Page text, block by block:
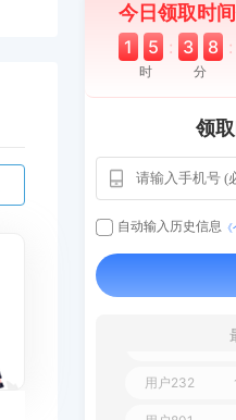
今日领取时
1 5 : 3 8 :
时 分
领
自动输入历史信息
用户163
**AoZ